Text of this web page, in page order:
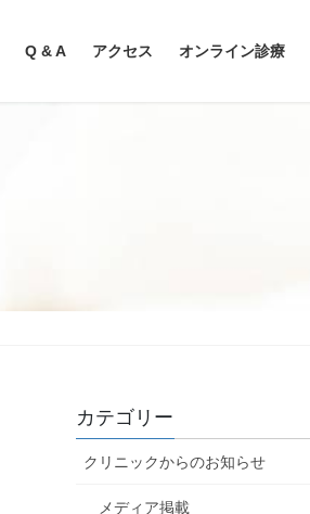
Q & A アクセス オンライン診療
カテゴリー
クリニックからのお知らせ
メディア掲載